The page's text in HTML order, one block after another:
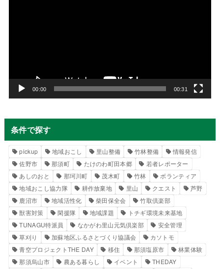
ー
00:00 00:31
条件で探す
pickup 地域おこし 里山整備 竹林整備
情報発信
佐野市
那須町 たけのわ町田本郷
若者レポーター
あしのおと
那珂川町 茂木町 竹林
ボランティア
地域おこし協力隊
耕作放棄地 里山 クエスト
芦野
鹿沼市
地域活性化 柴田保全会
竹取倶楽部
獣害対策
閑援隊 地域課題
トチギ環境未来基地
TUNAGU特派員
なかがわ里山元気倶楽部
安全管理
草刈り
加蘇地区ふるさとづくり協議会
カソトモ
青空プロジェクトTHE DAY
移住 那須塩原市
林業体験
那須烏山市
農ある暮らし イベント
THEDAY